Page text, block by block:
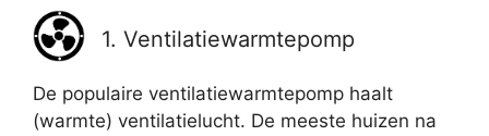
1. Ventilatiewarmtepomp
De populaire ventilatiewarmtepomp haalt
(warmte) ventilatielucht. De meeste huizen na